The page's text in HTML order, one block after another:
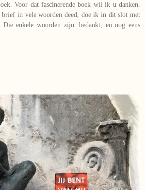
Voor dat fascinerende boek wil ik u danken.
in vele woorden deed, doe ik in dit slot met
Die enkele woorden zijn: bedankt, en nog eens